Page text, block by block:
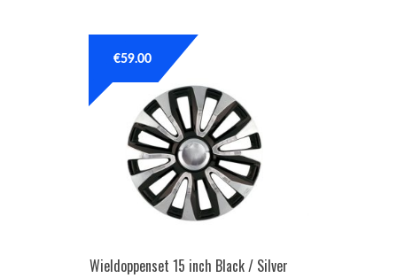
Wieldoppenset 15 inch Black / Silver
€59.00